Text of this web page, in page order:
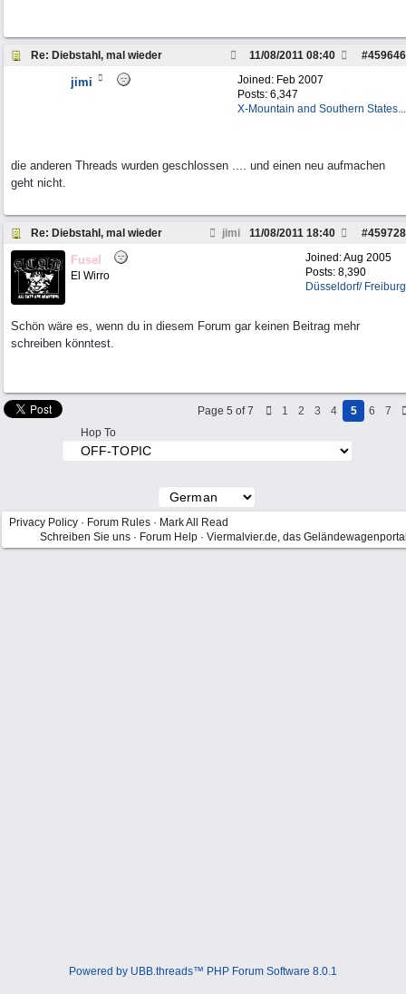
Re: Diebstahl, mal wieder #459646
11/08/2011 08:40
Joined: Feb 2007
Posts: 6,347
X-Mountain and Southern States...
jimi
die anderen Threads wurden geschlossen .... und einen neu aufmachen
geht nicht.
Re: Diebstahl, mal wieder jimi #459728
11/08/2011 18:40
Joined:Aug 2005
Posts: 8,390
Düsseldorf/ Freiburg
Fusel
El Wirro
Schön wäre es, wenn du in diesem Forum gar keinen Beitrag mehr
schreiben könntest.
Page 5 of 7 1 2 3 4 5 6
7
Hop To
Privacy Policy · Forum Rules · Mark All Read
Schreiben Sie uns · Forum Help · Viermalvier.de, das
Powered by UBB.threads™ PHP Forum Software 8.0.1